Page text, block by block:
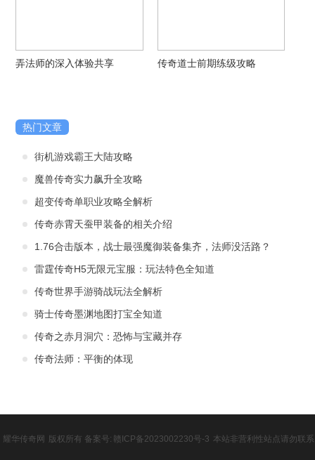
弄法师的深入体验共享 传奇道士前期练级攻略
热门文章
街机游戏霸王大陆攻略
魔兽传奇实力飙升全攻略
超变传奇单职业攻略全解析
传奇赤霄天蚕甲装备的相关介绍
1.76合击版本，战士最强魔御装备集齐，法师没活路？
雷霆传奇H5无限元宝服：玩法特色全知道
传奇世界手游骑战玩法全解析
骑士传奇墨渊地图打宝全知道
传奇之赤月洞穴：恐怖与宝藏并存
传奇法师：平衡的体现
耀华传奇网 版权所有 备案号: 赣ICP备2023002230号-3 本站非营利性站点请勿联系